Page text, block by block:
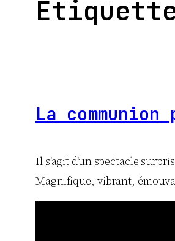
La
Il s’agit d’un spectacle
Magnifique, vibrant,